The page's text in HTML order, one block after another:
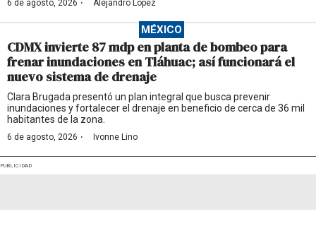
6 de agosto, 2026 · Alejandro López
MÉXICO
CDMX invierte 87 mdp en planta de bombeo para
frenar inundaciones en Tláhuac; así funcionará el
nuevo sistema de drenaje
Clara Brugada presentó un plan integral que busca prevenir
inundaciones y fortalecer el drenaje en beneficio de cerca de 36 mil
habitantes de la zona.
6 de agosto, 2026 · Ivonne Lino
PUBLICIDAD